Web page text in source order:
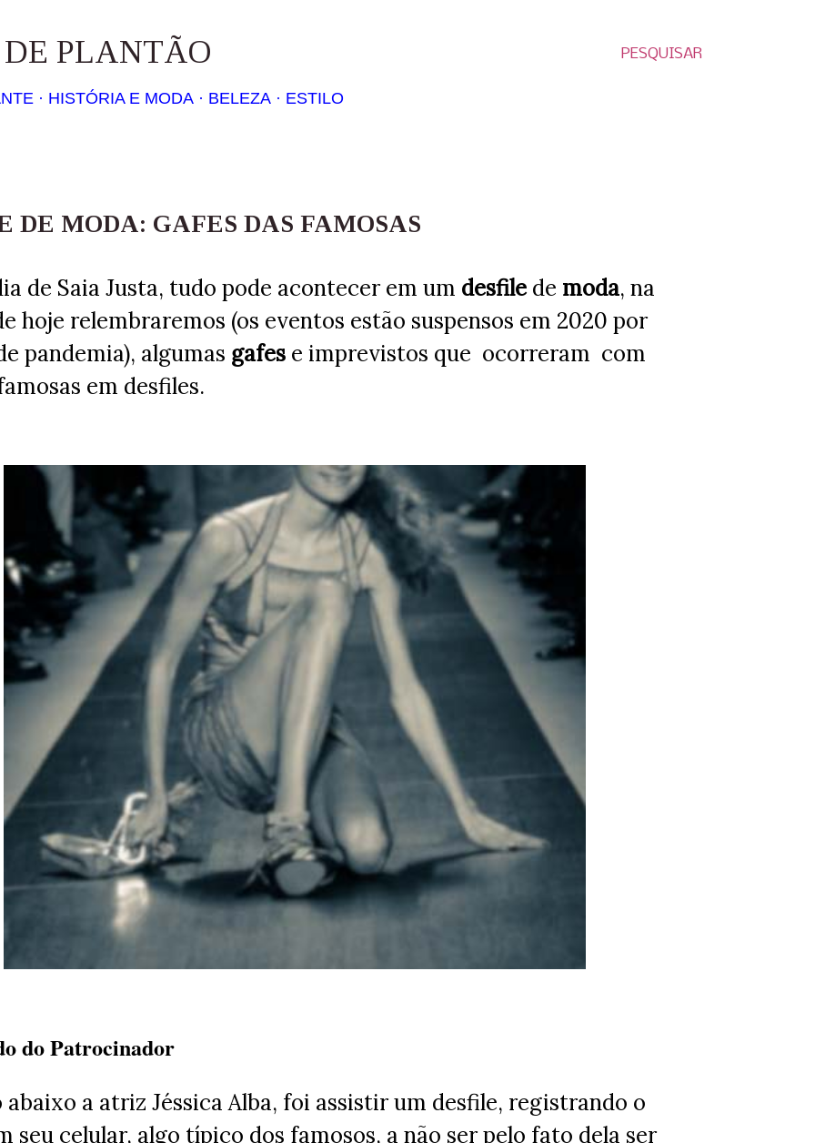
PESQUISAR
PLANTÃO
HISTÓRIA E MODA BELEZA ESTILO
DE MODA: GAFES DAS FAMOSAS
de Saia Justa, tudo pode acontecer em um desfilede moda, na
hoje relembraremos (os eventos estão suspensos em 2020 por
pandemia), algumas gafese imprevistos que ocorreram com
em desfiles.
do Patrocinador
abaixo a atriz Jéssica Alba, foi assistir um desfile, registrando o
seu celular, algo típico dos famosos, a não ser pelo fato dela ser